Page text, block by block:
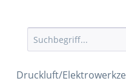
Druckluft/